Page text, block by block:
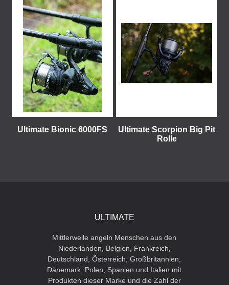
Ultimate Bionic 6000FS
Ultimate Scorpion Big Pit
Rolle
ULTIMATE
Mittlerweile angeln Menschen aus den
Niederlanden, Belgien, Frankreich,
Deutschland, Österreich, Großbritannien,
Dänemark, Polen, Spanien und Italien mit
Produkten dieser Marke und die Zahl der